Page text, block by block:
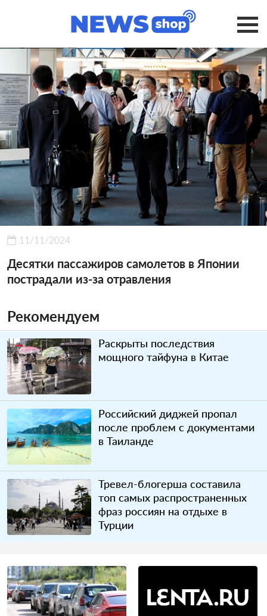
11/11/2024
Десятки пассажиров самолетов в Японии
пострадали из-за отравления
Рекомендуем
Раскрыты последствия
мощного тайфуна в Китае
Российский диджей пропал
после проблем с документами
в Таиланде
Тревел-блогерша составила
топ самых распространенных
фраз россиян на отдыхе в
Турции